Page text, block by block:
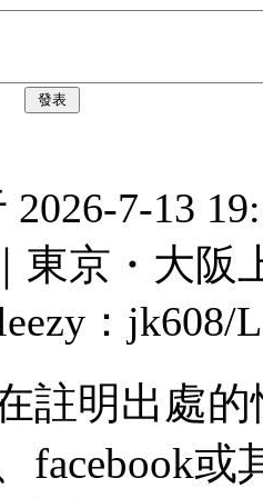
發表
2026-7-13
東京・大阪
：jk608/
註明出處
facebook